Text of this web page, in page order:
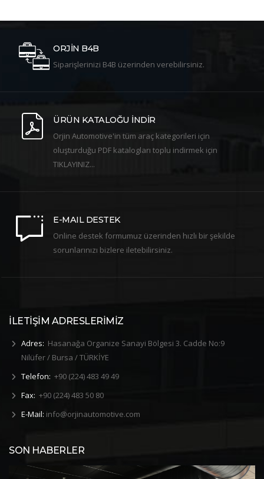
ORJİN B4B
Siparişlerinizi B4B üzerinden verebilirsiniz.
ÜRÜN KATALOĞU İNDİR
Orjin Automotive'in tüm araç kategorileri için
oluşturduğu PDF katalogları toplu indirmek için
TIKLAYINIZ...
E-MAIL DESTEK
Online destek formumuz üzerinden hızlı bir şekilde
sorunlarınızı bizlere iletebilirsiniz.
İLETİŞİM ADRESLERİMİZ
Adres: Hasanağa Organize Sanayi Bölgesi 3. Cadde No:9
Nilüfer / Bursa / TÜRKİYE
Telefon: +90 (224) 483 49 49
Fax: +90 (224) 483 50 80
E-Mail: info@orjinautomotive.com
SON HABERLER